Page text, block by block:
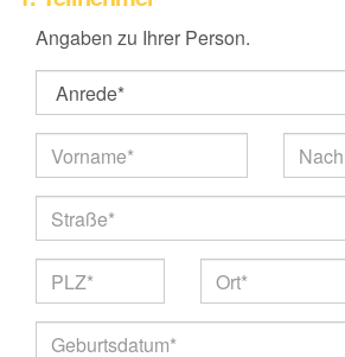
Angaben zu Ihrer Person.